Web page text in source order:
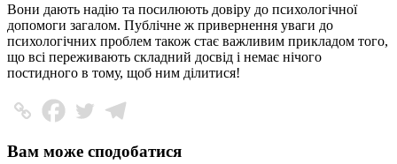
Вони дають надію та посилюють довіру до психологічної
допомоги загалом. Публічне ж привернення уваги до
психологічних проблем також стає важливим прикладом того,
що всі переживають складний досвід і немає нічого
постидного в тому, щоб ним ділитися!
Вам може сподобатися